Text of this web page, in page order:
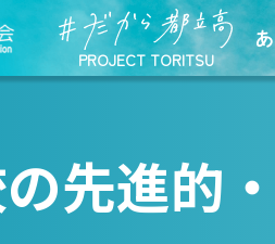
PROJECT TORITSU
先進的・